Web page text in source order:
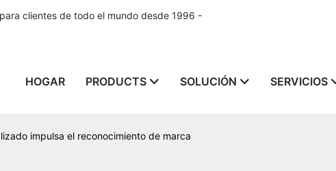
clientes de todo el mundo desde 1996 -
HOGAR PRODUCTS SOLUCIÓN SERVICIOS
impulsa el reconocimiento de marca